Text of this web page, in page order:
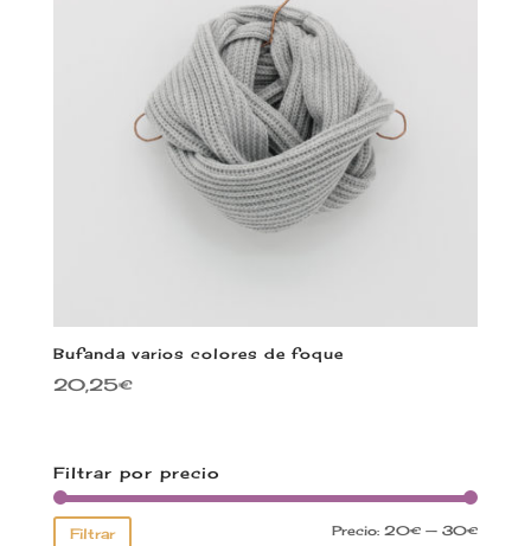
Bufanda varios colores de foque
20,25€
Filtrar por precio
Filtrar Precio:20€ —30€